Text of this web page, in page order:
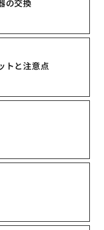
の交換
トと注意点